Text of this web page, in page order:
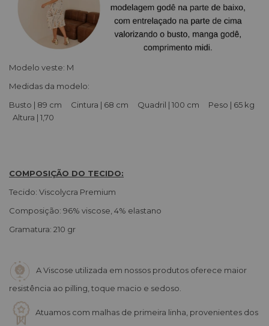
Modelo veste: M
Medidas da modelo:
Busto | 89 cm Cintura | 68 cm Quadril | 100 cm Peso | 65 kg
Altura | 1,70
COMPOSIÇÃO DO TECIDO:
Tecido: Viscolycra Premium
Composição: 96% viscose, 4% elastano
Gramatura: 210 gr
A Viscose utilizada em nossos produtos oferece maior
resistência ao pilling, toque macio e sedoso.
Atuamos com malhas de primeira linha, provenientes dos